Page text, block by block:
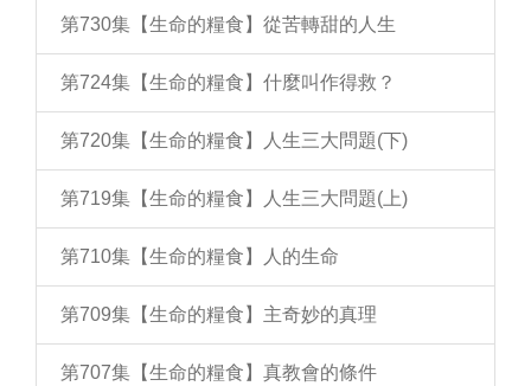
第730集【生命的糧食】從苦轉甜的人生
第724集【生命的糧食】什麼叫作得救？
第720集【生命的糧食】人生三大問題(下)
第719集【生命的糧食】人生三大問題(上)
第710集【生命的糧食】人的生命
第709集【生命的糧食】主奇妙的真理
第707集【生命的糧食】真教會的條件